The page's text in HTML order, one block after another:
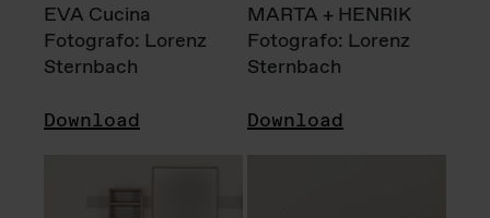
EVA Cucina
Fotografo: Lorenz
Sternbach
Download
MARTA + HENRIK
Fotografo: Lorenz
Sternbach
Download